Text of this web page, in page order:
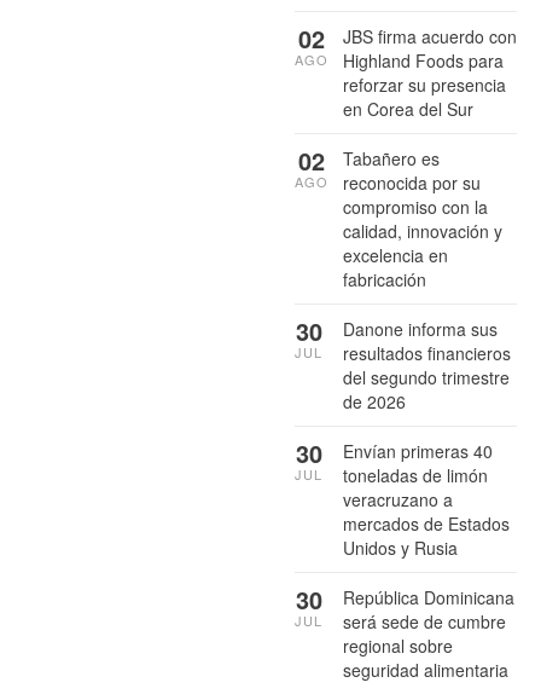
JBS firma acuerdo con
Highland Foods para
reforzar su presencia
en Corea del Sur
02
AGO
Tabañero es
reconocida por su
compromiso con la
calidad, innovación y
excelencia en
fabricación
02
AGO
Danone informa sus
resultados financieros
del segundo trimestre
de 2026
30
JUL
Envían primeras 40
toneladas de limón
veracruzano a
mercados de Estados
Unidos y Rusia
30
JUL
República Dominicana
será sede de cumbre
regional sobre
seguridad alimentaria
30
JUL